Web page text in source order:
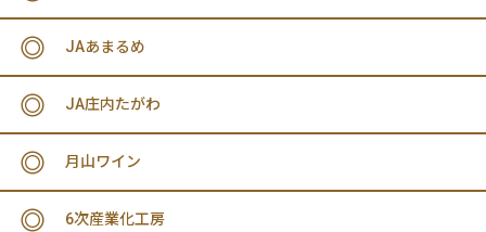
JAあまるめ
JA庄内たがわ
月山ワイン
6次産業化工房